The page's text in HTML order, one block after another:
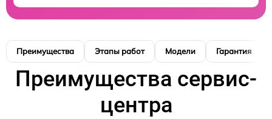
Преимущества Этапы работ Модели Гарантия
Преимущества сервис-
центра